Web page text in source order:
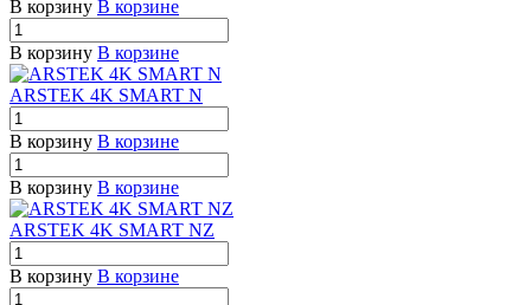
В корзину В корзине
В корзину В корзине
ARSTEK 4K SMART N
В корзину В корзине
В корзину В корзине
ARSTEK 4K SMART NZ
В корзину В корзине